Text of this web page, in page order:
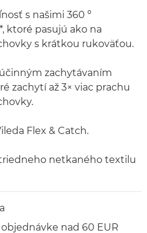
s našimi 360 º
ktoré pasujú ako na
s krátkou rukoväťou.
zachytávaním
zachytí až 3× viac prachu
Flex & Catch.
netkaného textilu
nad 60 EUR